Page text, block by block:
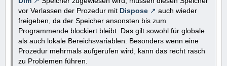
vor Verlassen der Prozedur mit Dispose
auch wieder
freigeben, da der Speicher ansonsten bis zum
Programmende blockiert bleibt. Das gilt sowohl für globale
als auch lokale Bereichsvariablen. Besonders wenn eine
Prozedur mehrmals aufgerufen wird, kann das recht rasch
zu Problemen führen.